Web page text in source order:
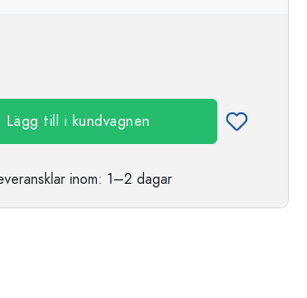
Lägg till i kundvagnen
inom: 1–2 dagar